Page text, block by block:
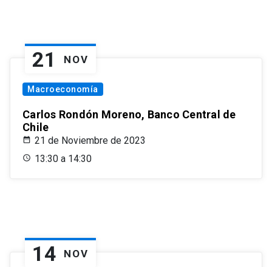
21 NOV
Macroeconomía
Carlos Rondón Moreno, Banco Central de
Chile
21 de Noviembre de 2023
13:30 a 14:30
14 NOV